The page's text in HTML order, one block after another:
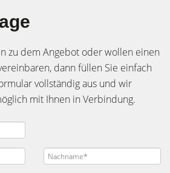
zu dem Angebot oder wollen einen
dann füllen Sie einfach
vollständig aus und wir
mit Ihnen in Verbindung.